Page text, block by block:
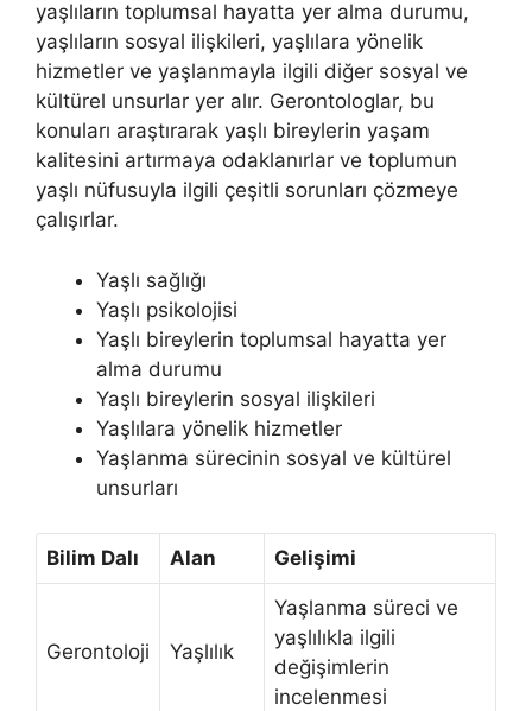
yaşlıların toplumsal hayatta yer alma durumu,
yaşlıların sosyal ilişkileri, yaşlılara yönelik
hizmetler ve yaşlanmayla ilgili diğer sosyal ve
kültürel unsurlar yer alır. Gerontologlar, bu
konuları araştırarak yaşlı bireylerin yaşam
kalitesini artırmaya odaklanırlar ve toplumun
yaşlı nüfusuyla ilgili çeşitli sorunları çözmeye
çalışırlar.
Yaşlı sağlığı
Yaşlı psikolojisi
Yaşlı bireylerin toplumsal hayatta yer
alma durumu
Yaşlı bireylerin sosyal ilişkileri
Yaşlılara yönelik hizmetler
Yaşlanma sürecinin sosyal ve kültürel
unsurları
Bilim Dalı Alan Gelişimi
Gerontoloji Yaşlılık
Yaşlanma süreci ve
yaşlılıkla ilgili
değişimlerin
incelenmesi